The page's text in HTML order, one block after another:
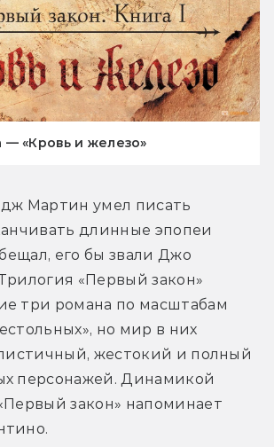
— «Кровь и железо»
Мартин умел писать
длинные эпопеи
его бы звали Джо
«Первый закон»
три романа по масштабам
но мир в них
жестокий и полный
персонажей. Динамикой
закон» напоминает